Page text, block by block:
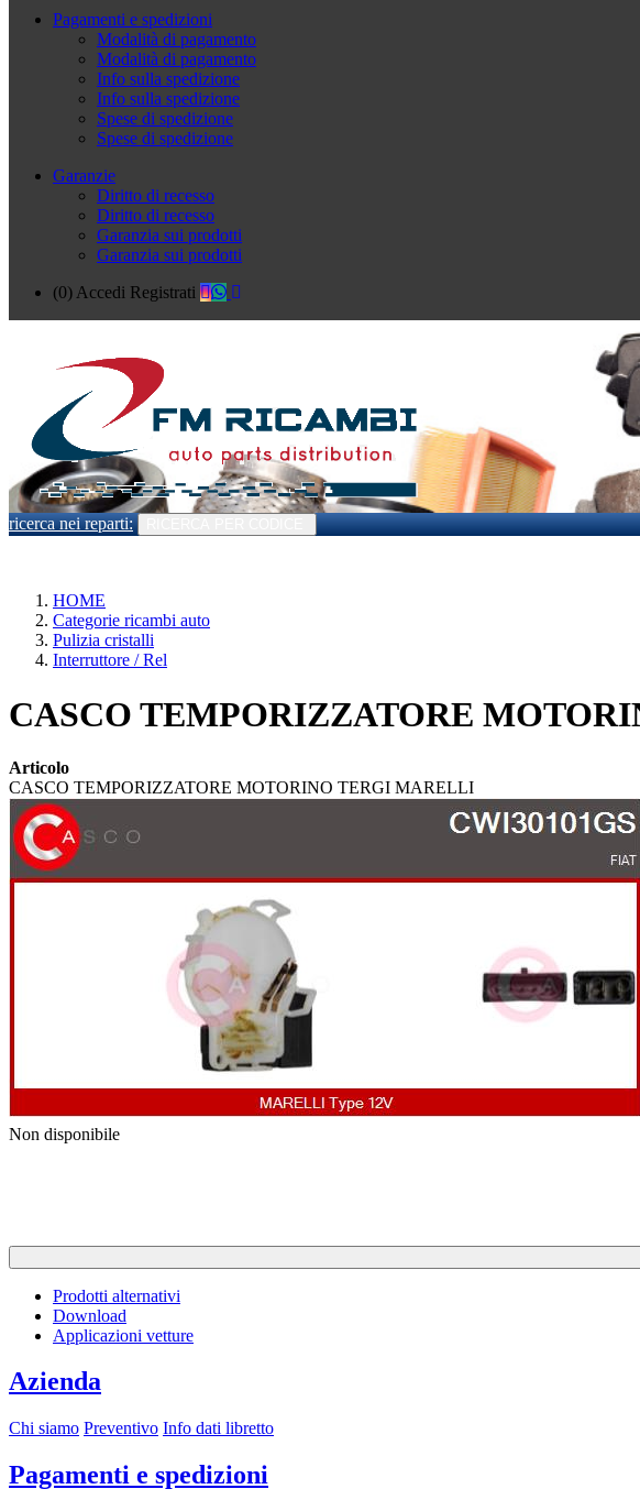
Pagamenti e spedizioni
Modalità di pagamento
Modalità di pagamento
Info sulla spedizione
Info sulla spedizione
Spese di spedizione
Spese di spedizione
Garanzie
Diritto di recesso
Diritto di recesso
Garanzia sui prodotti
Garanzia sui prodotti
(0) Accedi Registrati
ricerca nei reparti:
HOME
Categorie ricambi auto
Pulizia cristalli
Interruttore / Rel
CASCO TEMPORIZZATORE
Articolo
CASCO TEMPORIZZATORE MOTORINO TERGI MARELLI
Previous
Next
Non disponibile
Prodotti alternativi
Download
Applicazioni vetture
Azienda
Chi siamo Preventivo Info dati libretto
Pagamenti e spedizioni